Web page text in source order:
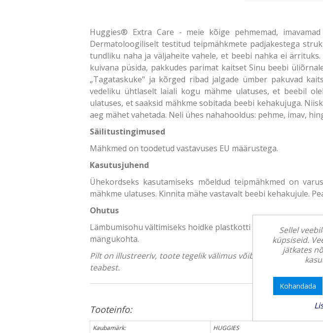
Huggies® Extra Care - meie kõige pehmemad,
Dermatoloogiliselt testitud teipmähkmete padjakestega
tundliku naha ja väljaheite vahele, et beebi nahka ei
kuivana püsida, pakkudes parimat kaitset Sinu beebi
„Tagataskuke" ja kõrged ribad jalgade ümber pakuvad
vedeliku ühtlaselt laiali kogu mähme ulatuses, et beebil
ulatuses, et saaksid mähkme sobitada beebi kehakujuga.
aeg mähet vahetada. Neli ühes nahahooldus: pehme, imav,
Säilitustingimused
Mähkmed on toodetud vastavuses EU määrustega.
Kasutusjuhend
Ühekordseks kasutamiseks mõeldud teipmähkmed on
mähkme ulatuses. Kinnita mähe vastavalt beebi kehakujule.
Ohutus
Lämbumisohu vältimiseks hoidke plastkotti beebide ja laste
mängukohta.
Pilt on illustreeriv, toote tegelik välimus võib erineda.
teabest.
Tooteinfo:
Kaubamärk:
HUGGIES
Sellel
küpsiseid.
jätkates
Kohandada